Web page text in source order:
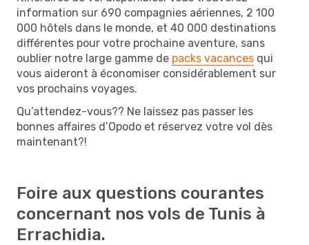
information sur 690 compagnies aériennes, 2 100
000 hôtels dans le monde, et 40 000 destinations
différentes pour votre prochaine aventure, sans
oublier notre large gamme de packs vacances qui
vous aideront à économiser considérablement sur
vos prochains voyages.
Qu’attendez-vous?? Ne laissez pas passer les
bonnes affaires d’Opodo et réservez votre vol dès
maintenant?!
Foire aux questions courantes
concernant nos vols de Tunis à
Errachidia.